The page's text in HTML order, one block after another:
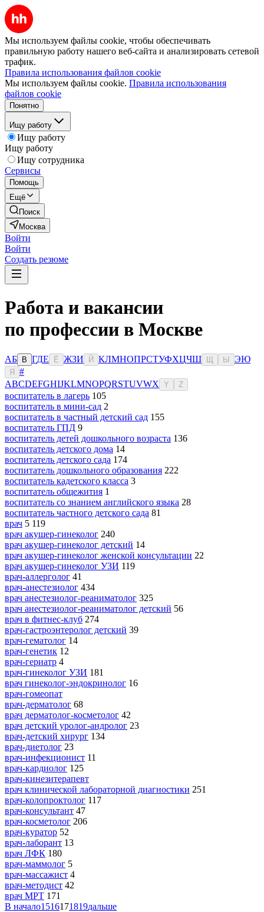
Мы используем файлы cookie, чтобы обеспечивать
правильную работу нашего веб-сайта и анализировать сетевой
трафик.
Правила использования файлов cookie
Мы используем файлы cookie. Правила использования
файлов cookie
Понятно
Ищу работу
Ищу работу
Ищу работу
Ищу сотрудника
Сервисы
Помощь
Ещё
Поиск
Москва
Войти
Войти
Создать резюме
Работа и вакансии
по профессии в Москве
АБ В ГДЕ Ё ЖЗИ Й КЛМНОПРСТУФХЦЧШ Ы ЭЮ
Я
#
ABCDEFGHIJKLMNOPQRSTUVWX Y Z
воспитатель в лагерь 105
воспитатель в мини-сад 2
воспитатель в частный детский сад 155
воспитатель ГПД 9
воспитатель детей дошкольного возраста 136
воспитатель детского дома 14
воспитатель детского сада 174
воспитатель дошкольного образования 222
воспитатель кадетского класса 3
воспитатель общежития 1
воспитатель со знанием английского языка 28
воспитатель частного детского сада 81
врач 5 119
врач акушер-гинеколог 240
врач акушер-гинеколог детский 14
врач акушер-гинеколог женской консультации 22
врач акушер-гинеколог УЗИ 119
врач-аллерголог 41
врач-анестезиолог 434
врач анестезиолог-реаниматолог 325
врач анестезиолог-реаниматолог детский 56
врач в фитнес-клуб 274
врач-гастроэнтеролог детский 39
врач-гематолог 14
врач-генетик 12
врач-гериатр 4
врач-гинеколог УЗИ 181
врач гинеколог-эндокринолог 16
врач-гомеопат
врач-дерматолог 68
врач дерматолог-косметолог 42
врач детский уролог-андролог 23
врач-детский хирург 134
врач-диетолог 23
врач-инфекционист 11
врач-кардиолог 125
врач-кинезитерапевт
врач клинической лабораторной диагностики 251
врач-колопроктолог 117
врач-консультант 47
врач-косметолог 206
врач-куратор 52
врач-лаборант 13
врач ЛФК 180
врач-маммолог 5
врач-массажист 4
врач-методист 42
врач МРТ 171
В начало1516171819дальше